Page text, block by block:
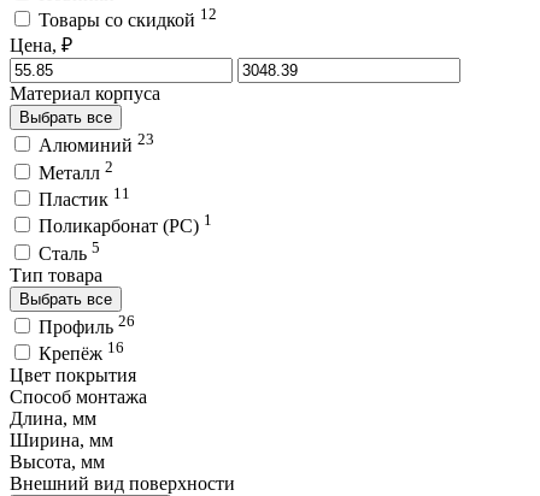
Товары со скидкой 12
Цена, ₽
Материал корпуса
Выбрать все
Алюминий 23
Металл 2
Пластик 11
Поликарбонат (PC) 1
Сталь 5
Тип товара
Выбрать все
Профиль 26
Крепёж 16
Цвет покрытия
Способ монтажа
Длина, мм
Ширина, мм
Высота, мм
Внешний вид поверхности